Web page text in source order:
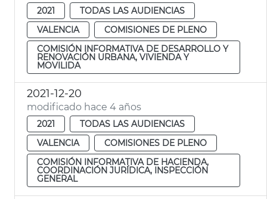
2021
TODAS LAS AUDIENCIAS
VALENCIA
COMISIONES DE PLENO
COMISIÓN INFORMATIVA DE DESARROLLO Y
RENOVACIÓN URBANA, VIVIENDA Y
MOVILIDA
2021-12-20
modificado hace 4 años
2021
TODAS LAS AUDIENCIAS
VALENCIA
COMISIONES DE PLENO
COMISIÓN INFORMATIVA DE HACIENDA,
COORDINACIÓN JURÍDICA, INSPECCIÓN
GENERAL